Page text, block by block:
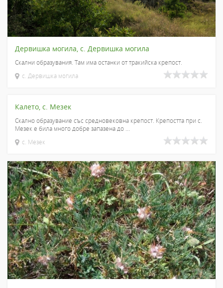
Дервишка могила, с. Дервишка могила
Скални образувания. Там има останки от тракийска крепост.
с. Дервишка могила
Калето, с. Мезек
Скално образувание със средновековна крепост. Крепостта при с.
Мезек е била много добре запазена до ...
с. Мезек